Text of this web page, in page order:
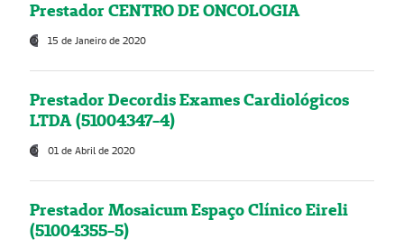
Prestador CENTRO DE ONCOLOGIA
15 de Janeiro de 2020
Prestador Decordis Exames Cardiológicos
LTDA (51004347-4)
01 de Abril de 2020
Prestador Mosaicum Espaço Clínico Eireli
(51004355-5)